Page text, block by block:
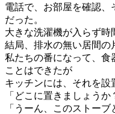
電話で、お部屋を確認、
だった。
大きな洗濯機が入らず時
結局、排水の無い居間の
私たちの番になって、食
ことはできたが
キッチンには、それを設
「どこに置きましょうか
「うーん、このストーブ